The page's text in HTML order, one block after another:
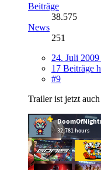
Beiträge
38.575
News
251
24. Juli
17 Beiträge
#9
Trailer ist jetzt